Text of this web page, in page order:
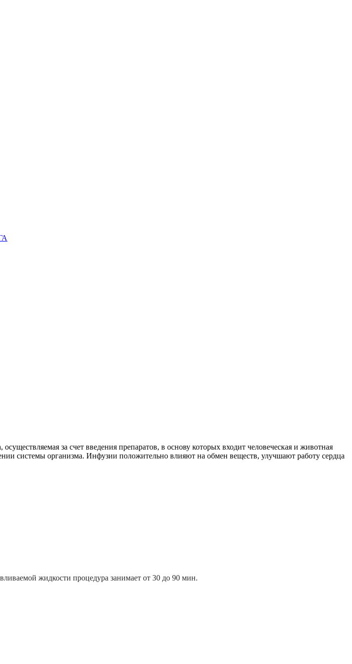
за счет введения препаратов, в основу которых входит человеческая и животная
системы организма. Инфузии положительно влияют на обмен веществ, улучшают работу сердца
жидкости процедура занимает от 30 до 90 мин.